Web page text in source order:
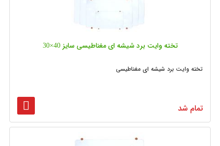
تخته وایت برد شیشه‌ ای مغناطیسی سایز 40×30
تخته وایت برد شیشه ای مغناطیسی
تمام شد